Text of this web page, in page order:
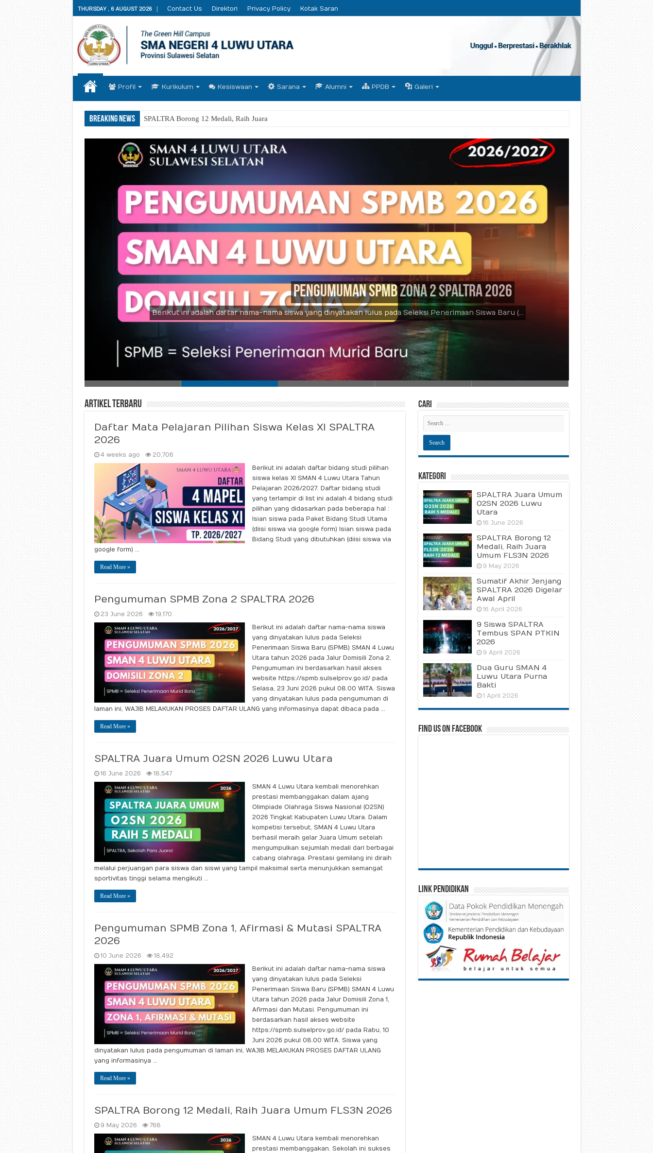
THURSDAY , 6 AUGUST 2026 Contact Us Direktori Privacy Policy Kotak Saran
Profil Kurikulum Kesiswaan Sarana Alumni PPDB Galeri
Breaking News SPALTRA Borong 12 Medali, Raih Juara Umum FLS3N 2026
Pengumuman SPMB Zona 2 SPALTRA 2026
Berikut ini adalah daftar nama-nama siswa yang dinyatakan lulus pada Seleksi Penerimaan Siswa Baru (…
Artikel Terbaru
Daftar Mata Pelajaran Pilihan Siswa Kelas XI SPALTRA
2026
4 weeks ago
20,706
Berikut ini adalah daftar bidang studi pilihan
siswa kelas XI SMAN 4 Luwu Utara Tahun
Pelajaran 2026/2027. Daftar bidang studi
yang terlampir di list ini adalah 4 bidang studi
pilihan yang didasarkan pada beberapa hal :
Isian siswa pada Paket Bidang Studi Utama
(diisi siswa via google form) Isian siswa pada
Bidang Studi yang dibutuhkan (diisi siswa via
google form) …
Read More »
Pengumuman SPMB Zona 2 SPALTRA 2026
23 June 2026
19,170
Berikut ini adalah daftar nama-nama siswa
yang dinyatakan lulus pada Seleksi
Penerimaan Siswa Baru (SPMB) SMAN 4 Luwu
Utara tahun 2026 pada Jalur Domisili Zona 2.
Pengumuman ini berdasarkan hasil akses
website https://spmb.sulselprov.go.id/ pada
Selasa, 23 Juni 2026 pukul 08.00 WITA. Siswa
yang dinyatakan lulus pada pengumuman di
laman ini, WAJIB MELAKUKAN PROSES DAFTAR ULANG yang informasinya dapat dibaca pada …
Read More »
SPALTRA Juara Umum O2SN 2026 Luwu Utara
16 June 2026
18,547
SMAN 4 Luwu Utara kembali menorehkan
prestasi membanggakan dalam ajang
Olimpiade Olahraga Siswa Nasional (O2SN)
2026 Tingkat Kabupaten Luwu Utara. Dalam
kompetisi tersebut, SMAN 4 Luwu Utara
berhasil meraih gelar Juara Umum setelah
mengumpulkan sejumlah medali dari berbagai
cabang olahraga. Prestasi gemilang ini diraih
melalui perjuangan para siswa dan siswi yang tampil maksimal serta menunjukkan semangat
sportivitas tinggi selama mengikuti …
Read More »
Pengumuman SPMB Zona 1, Afirmasi & Mutasi SPALTRA
2026
10 June 2026
18,492
Berikut ini adalah daftar nama-nama siswa
yang dinyatakan lulus pada Seleksi
Penerimaan Siswa Baru (SPMB) SMAN 4 Luwu
Utara tahun 2026 pada Jalur Domisili Zona 1,
Afirmasi dan Mutasi. Pengumuman ini
berdasarkan hasil akses website
https://spmb.sulselprov.go.id/ pada Rabu, 10
Juni 2026 pukul 08.00 WITA. Siswa yang
dinyatakan lulus pada pengumuman di laman ini, WAJIB MELAKUKAN PROSES DAFTAR ULANG
yang informasinya …
Read More »
SPALTRA Borong 12 Medali, Raih Juara Umum FLS3N 2026
9 May 2026
768
SMAN 4 Luwu Utara kembali menorehkan
prestasi membanggakan. Sekolah ini sukses
Cari
Kategori
SPALTRA Juara Umum
O2SN 2026 Luwu
Utara
16 June 2026
SPALTRA Borong 12
Medali, Raih Juara
Umum FLS3N 2026
9 May 2026
Sumatif Akhir Jenjang
SPALTRA 2026 Digelar
Awal April
16 April 2026
9 Siswa SPALTRA
Tembus SPAN PTKIN
2026
9 April 2026
Dua Guru SMAN 4
Luwu Utara Purna
Bakti
1 April 2026
Find us on Facebook
Link Pendidikan